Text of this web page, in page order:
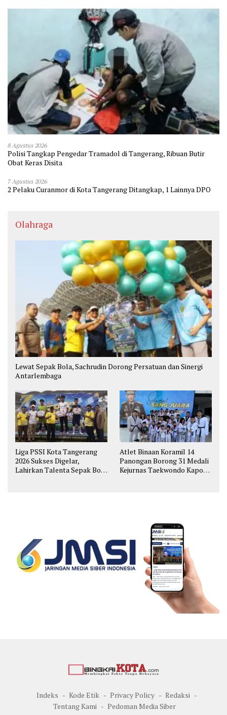
8 Agustus 2026
Polisi Tangkap Pengedar Tramadol di Tangerang, Ribuan Butir
Obat Keras Disita
7 Agustus 2026
2 Pelaku Curanmor di Kota Tangerang Ditangkap, 1 Lainnya DPO
Olahraga
Lewat Sepak Bola, Sachrudin Dorong Persatuan dan Sinergi
Antarlembaga
Liga PSSI Kota Tangerang
2026 Sukses Digelar,
Lahirkan Talenta Sepak Bola
Atlet Binaan Koramil 14
Panongan Borong 31 Medali
Kejurnas Taekwondo Kapolri
Indeks Kode Etik Privacy Policy
Redaksi
Tentang Kami
Pedoman Media Siber